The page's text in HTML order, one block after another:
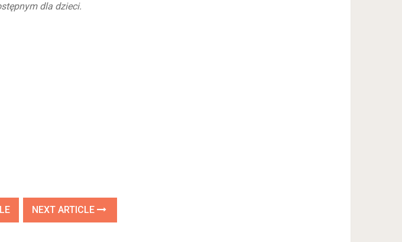
dla dzieci.
NEXT ARTICLE